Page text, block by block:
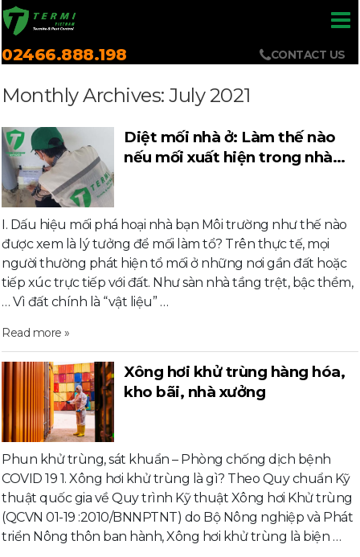
02466.888.198 CONTACT US
Monthly Archives: July 2021
Diệt mối nhà ở: Làm thế nào
nếu mối xuất hiện trong nhà
I. Dấu hiệu mối phá hoại nhà bạn Môi trường như thế nào
được xem là lý tưởng để mối làm tổ? Trên thực tế, mọi
người thường phát hiện tổ mối ở những nơi gần đất hoặc
tiếp xúc trực tiếp với đất. Như sàn nhà tầng trệt, bậc thềm,
… Vì đất chính là “vật liệu” …
Read more »
Xông hơi khử trùng hàng hóa,
kho bãi, nhà xưởng
Phun khử trùng, sát khuẩn – Phòng chống dịch bệnh
COVID 19 1. Xông hơi khử trùng là gì? Theo Quy chuẩn Kỹ
thuật quốc gia về Quy trình Kỹ thuật Xông hơi Khử trùng
(QCVN 01-19 :2010/BNNPTNT) do Bộ Nông nghiệp và Phát
triển Nông thôn ban hành, Xông hơi khử trùng là biện …